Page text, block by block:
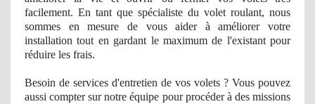
facilement. En tant que spécialiste du volet roulant, nous
sommes en mesure de vous aider à améliorer votre
installation tout en gardant le maximum de l'existant pour
réduire les frais.
Besoin de services d'entretien de vos volets ? Vous pouvez
aussi compter sur notre équipe pour procéder à des missions